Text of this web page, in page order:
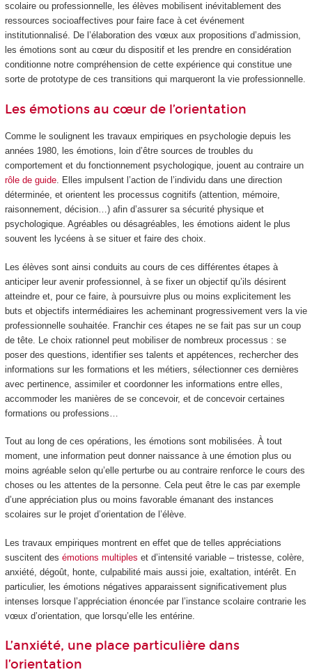
scolaire ou professionnelle, les élèves mobilisent inévitablement des
ressources socioaffectives pour faire face à cet événement
institutionnalisé. De l’élaboration des vœux aux propositions d’admission,
les émotions sont au cœur du dispositif et les prendre en considération
conditionne notre compréhension de cette expérience qui constitue une
sorte de prototype de ces transitions qui marqueront la vie professionnelle.
Les émotions au cœur de l’orientation
Comme le soulignent les travaux empiriques en psychologie depuis les
années 1980, les émotions, loin d’être sources de troubles du
comportement et du fonctionnement psychologique, jouent au contraire un
rôle de guide. Elles impulsent l’action de l’individu dans une direction
déterminée, et orientent les processus cognitifs (attention, mémoire,
raisonnement, décision…) afin d’assurer sa sécurité physique et
psychologique. Agréables ou désagréables, les émotions aident le plus
souvent les lycéens à se situer et faire des choix.
Les élèves sont ainsi conduits au cours de ces différentes étapes à
anticiper leur avenir professionnel, à se fixer un objectif qu’ils désirent
atteindre et, pour ce faire, à poursuivre plus ou moins explicitement les
buts et objectifs intermédiaires les acheminant progressivement vers la vie
professionnelle souhaitée. Franchir ces étapes ne se fait pas sur un coup
de tête. Le choix rationnel peut mobiliser de nombreux processus : se
poser des questions, identifier ses talents et appétences, rechercher des
informations sur les formations et les métiers, sélectionner ces dernières
avec pertinence, assimiler et coordonner les informations entre elles,
accommoder les manières de se concevoir, et de concevoir certaines
formations ou professions…
Tout au long de ces opérations, les émotions sont mobilisées. À tout
moment, une information peut donner naissance à une émotion plus ou
moins agréable selon qu’elle perturbe ou au contraire renforce le cours des
choses ou les attentes de la personne. Cela peut être le cas par exemple
d’une appréciation plus ou moins favorable émanant des instances
scolaires sur le projet d’orientation de l’élève.
Les travaux empiriques montrent en effet que de telles appréciations
suscitent des émotions multiples et d’intensité variable – tristesse, colère,
anxiété, dégoût, honte, culpabilité mais aussi joie, exaltation, intérêt. En
particulier, les émotions négatives apparaissent significativement plus
intenses lorsque l’appréciation énoncée par l’instance scolaire contrarie les
vœux d’orientation, que lorsqu’elle les entérine.
L’anxiété, une place particulière dans
l’orientation